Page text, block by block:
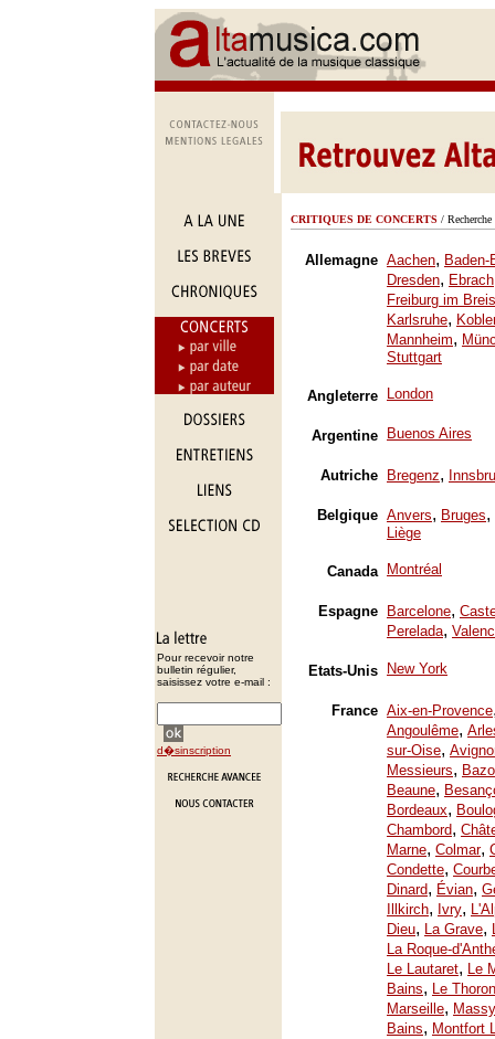
Pour recevoir notre
bulletin régulier,
saisissez votre e-mail :
d�sinscription
CRITIQUES DE CONCERTS /
Allemagne Aachen, Baden-
Dresden, Ebrach
Freiburg im
Karlsruhe,
Mannheim,
Stuttgart
Angleterre London
Argentine Buenos Aires
Autriche Bregenz,
Belgique Anvers, Bruges,
Liège
Canada Montréal
Espagne Barcelone,
Perelada,
Etats-Unis New York
France Aix-en-Provence
Angoulême,
sur-Oise,
Messieurs,
Beaune,
Bordeaux,
Chambord,
Marne, Colmar,
Condette,
Dinard, Évian,
Illkirch, Ivry,
Dieu, La Grave,
La Roque-
Le Lautaret, Le
Bains, Le
Marseille, Massy
Bains, Montfort